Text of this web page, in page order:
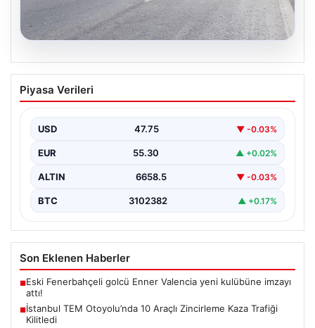
08.08.2026
İstanbul TEM Otoyolu’nda 10 Araçlı
Zincirleme Kaza Trafiği Kilitledi
sabah saatlerinde trafik adeta durma noktasına geldi.
Edirne yönünde…
Piyasa Verileri
USD 47.75 ▼ -0.03%
EUR 55.30 ▲ +0.02%
ALTIN 6658.5 ▼ -0.03%
BTC 3102382 ▲ +0.17%
Son Eklenen Haberler
■Eski Fenerbahçeli golcü Enner Valencia yeni kulübüne imzayı
attı!
■İstanbul TEM Otoyolu’nda 10 Araçlı Zincirleme Kaza Trafiği
Kilitledi